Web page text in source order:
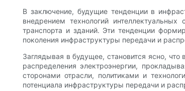
В заключение, будущие тенденции в
внедрением технологий
транспорта и зданий. Эти тенденции
поколения инфраструктуры передачи и
Заглядывая в будущее, становится ясно,
распределения электроэнергии,
сторонами отрасли, политиками и
потенциала инфраструктуры передачи и